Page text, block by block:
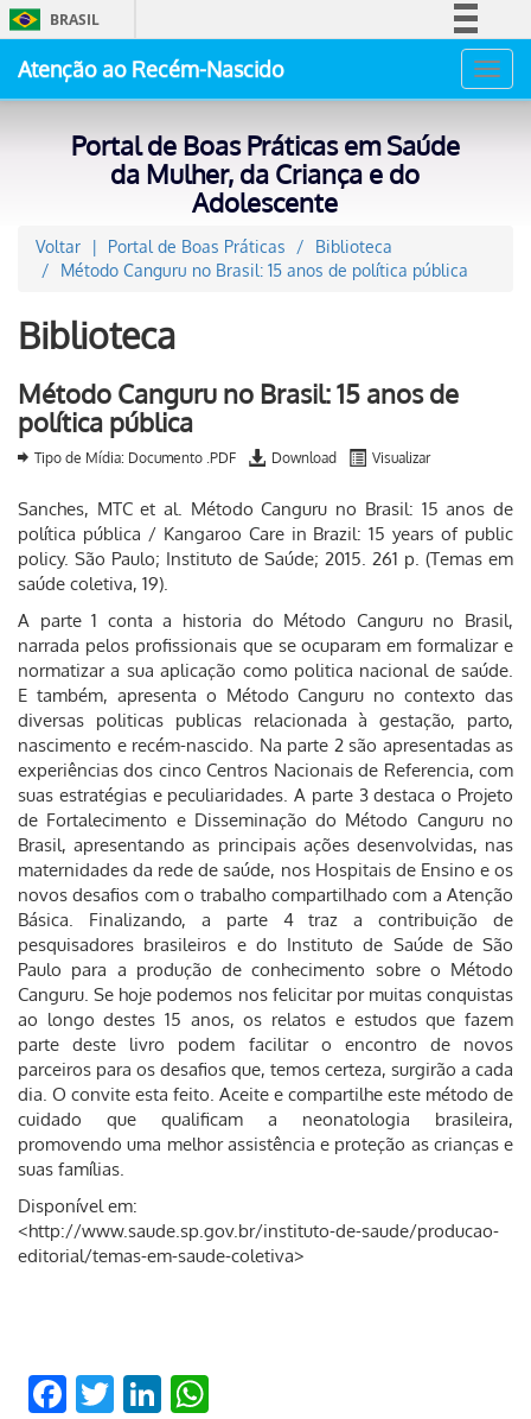
BRASIL
Acesso à informação
Atenção ao Recém-Nascido
Portal de Boas Práticas em Saúde
da Mulher, da Criança e do
Adolescente
Voltar Portal de Boas Práticas
Biblioteca
Método Canguru no Brasil: 15 anos de política pública
Biblioteca
Método Canguru no Brasil: 15 anos de
política pública
Tipo de Mídia: Documento .PDF Download Visualizar
Sanches, MTC et al. Método Canguru no Brasil: 15 anos de
política pública / Kangaroo Care in Brazil: 15 years of public
policy. São Paulo; Instituto de Saúde; 2015. 261 p. (Temas em
saúde coletiva, 19).
A parte 1 conta a historia do Método Canguru no Brasil,
narrada pelos profissionais que se ocuparam em formalizar e
normatizar a sua aplicação como politica nacional de saúde.
E também, apresenta o Método Canguru no contexto das
diversas politicas publicas relacionada à gestação, parto,
nascimento e recém-nascido. Na parte 2 são apresentadas as
experiências dos cinco Centros Nacionais de Referencia, com
suas estratégias e peculiaridades. A parte 3 destaca o Projeto
de Fortalecimento e Disseminação do Método Canguru no
Brasil, apresentando as principais ações desenvolvidas, nas
maternidades da rede de saúde, nos Hospitais de Ensino e os
novos desafios com o trabalho compartilhado com a Atenção
Básica. Finalizando, a parte 4 traz a contribuição de
pesquisadores brasileiros e do Instituto de Saúde de São
Paulo para a produção de conhecimento sobre o Método
Canguru. Se hoje podemos nos felicitar por muitas conquistas
ao longo destes 15 anos, os relatos e estudos que fazem
parte deste livro podem facilitar o encontro de novos
parceiros para os desafios que, temos certeza, surgirão a cada
dia. O convite esta feito. Aceite e compartilhe este método de
cuidado que qualificam a neonatologia brasileira,
promovendo uma melhor assistência e proteção as crianças e
suas famílias.
Disponível em:
<http://www.saude.sp.gov.br/instituto-de-saude/producao-
editorial/temas-em-saude-coletiva>
Facebook
TwitterLinkedIn